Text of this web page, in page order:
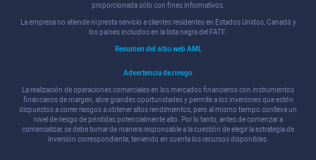
proporcionada sólo con fines informativos.
La empresa no atiende ni presta servicio a clientes residentes en Estados Unidos, Canadá y
los países incluidos en la lista negra del FATF.
Resumen del sitio web AML
Advertencia de riesgo
La realización de operaciones comerciales en los mercados financieros con instrumentos
financieros de margen, abre grandes oportunidades y permite a los inversores que estén
dispuestos a correr riesgos a obtener altos rendimientos, pero al mismo tiempo conlleva un
nivel de riesgo de pérdidas potencialmente alto. Por lo tanto, antes de comenzar a
comercializar, se debe tomar de manera responsable a la cuestión de elegir la estrategia de
inversión correspondiente, teniendo en cuenta los recursos disponibles.